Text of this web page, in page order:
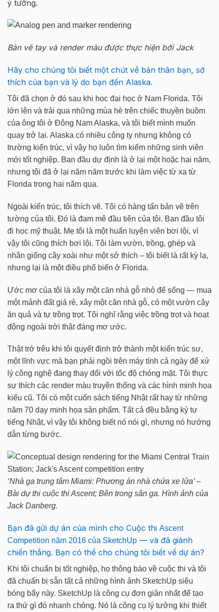
ý tưởng.
Bản vẽ tay và render màu được thực hiện bởi Jack
Hãy cho chúng tôi biết một chút về bản thân bạn, sở
thích của bạn và lý do bạn đến Alaska.
Tôi đã chọn ở đó sau khi học đại học ở Nam Florida. Tôi
lớn lên và trải qua những mùa hè trên chiếc thuyền buồm
của ông tôi ở Đông Nam Alaska, và tôi biết mình muốn
quay trở lại. Alaska có nhiều công ty nhưng không có
trường kiến trúc, vì vậy họ luôn tìm kiếm những sinh viên
mới tốt nghiệp. Ban đầu dự định là ở lại một hoặc hai năm,
nhưng tôi đã ở lại năm năm trước khi làm việc từ xa từ
Florida trong hai năm qua.
Ngoài kiến trúc, tôi thích vẽ. Tôi có hàng tấn bản vẽ trên
tường của tôi. Đó là đam mê đầu tiên của tôi. Ban đầu tôi
đi học mỹ thuật. Mẹ tôi là một huấn luyện viên bơi lội, vì
vậy tôi cũng thích bơi lội. Tôi làm vườn, trồng, ghép và
nhân giống cây xoài như một sở thích – tôi biết là rất kỳ lạ,
nhưng lại là một điều phổ biến ở Florida.
Ước mơ của tôi là xây một căn nhà gỗ nhỏ để sống — mua
một mảnh đất giá rẻ, xây một căn nhà gỗ, có một vườn cây
ăn quả và tự trồng trọt. Tôi nghĩ rằng việc trồng trọt và hoạt
động ngoài trời thật đáng mơ ước.
Thật trớ trêu khi tôi quyết định trở thành một kiến trúc sư,
một lĩnh vực mà bạn phải ngồi trên máy tính cả ngày để xử
lý công nghệ đang thay đổi với tốc độ chóng mặt. Tôi thực
sự thích các render màu truyền thống và các hình minh họa
kiểu cũ. Tôi có một cuốn sách tiếng Nhật rất hay từ những
năm 70 dạy minh họa sản phẩm. Tất cả đều bằng ký tự
tiếng Nhật, vì vậy tôi không biết nó nói gì, nhưng nó hướng
dẫn từng bước.
‘Nhà ga trung tâm Miami: Phương án nhà chứa xe lửa’ –
Bài dự thi cuộc thi Ascent; Bên trong sân ga. Hình ảnh của
Jack Danberg.
Bạn đã gửi dự án của mình cho Cuộc thi Ascent
Competition năm 2016 của SketchUp — và đã giành
chiến thắng. Bạn có thể cho chúng tôi biết về dự án?
Khi tôi chuẩn bị tốt nghiệp, họ thông báo về cuộc thi và tôi
đã chuẩn bị sẵn tất cả những hình ảnh SketchUp siêu
bóng bẩy này. SketchUp là công cụ đơn giản nhất để tạo
ra thứ gì đó nhanh chóng. Nó là công cụ lý tưởng khi thiết